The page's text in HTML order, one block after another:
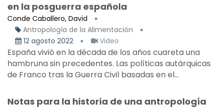
en la posguerra española
Conde Caballero, David
Antropología de la Alimentación
12 agosto 2022
Video
España vivió en la década de los años cuareta una
hambruna sin precedentes. Las políticas autárquicas
de Franco tras la Guerra Civil basadas en el...
Notas para la historia de una antropología